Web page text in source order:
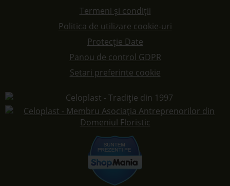
Termeni și condiții
Politica de utilizare cookie-uri
Protecție Date
Panou de control GDPR
Setari preferinte cookie